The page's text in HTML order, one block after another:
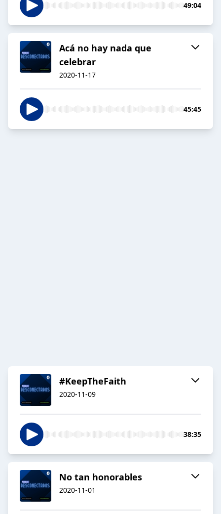
49:04
Acá no hay nada que
celebrar
2020-11-17
45:45
#KeepTheFaith
2020-11-09
38:35
No tan honorables
2020-11-01